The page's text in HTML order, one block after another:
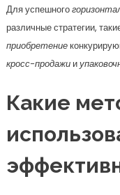
Для успешного
различные стратегии,
приобретение
кросс-продажии
Какие